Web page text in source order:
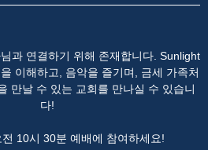
과 연결하기 위해 존재합니다. Sunlight
이해하고, 음악을 즐기며, 금세 가족처
만날 수 있는 교회를 만나실 수 있습니
다!
10시 30분 예배에 참여하세요!